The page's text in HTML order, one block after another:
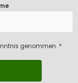
genommen. *